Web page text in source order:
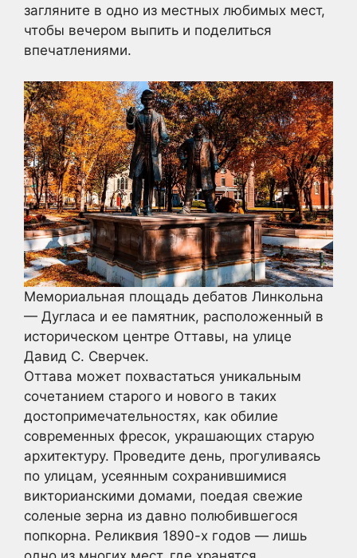
загляните в одно из местных любимых мест,
чтобы вечером выпить и поделиться
впечатлениями.
Мемориальная площадь дебатов Линкольна
— Дугласа и ее памятник, расположенный в
историческом центре Оттавы, на улице
Давид С. Сверчек.
Оттава может похвастаться уникальным
сочетанием старого и нового в таких
достопримечательностях, как обилие
современных фресок, украшающих старую
архитектуру. Проведите день, прогуливаясь
по улицам, усеянным сохранившимися
викторианскими домами, поедая свежие
соленые зерна из давно полюбившегося
попкорна. Реликвия 1890-х годов — лишь